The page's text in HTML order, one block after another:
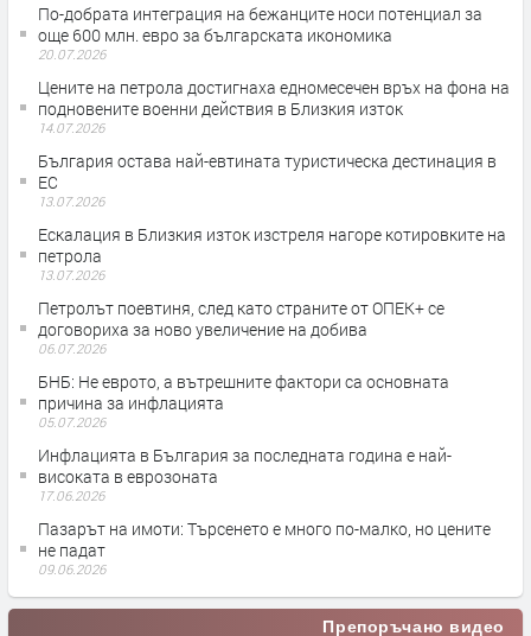
По-добрата интеграция на бежанците носи потенциал за
още 600 млн. евро за българската икономика
20.07.2026
Цените на петрола достигнаха едномесечен връх на фона на
подновените военни действия в Близкия изток
14.07.2026
България остава най-евтината туристическа дестинация в
ЕС
13.07.2026
Ескалация в Близкия изток изстреля нагоре котировките на
петрола
13.07.2026
Петролът поевтиня, след като страните от ОПЕК+ се
договориха за ново увеличение на добива
06.07.2026
БНБ: Не еврото, а вътрешните фактори са основната
причина за инфлацията
05.07.2026
Инфлацията в България за последната година е най-
високата в еврозоната
17.06.2026
Пазарът на имоти: Търсенето е много по-малко, но цените
не падат
09.06.2026
Препоръчано видео